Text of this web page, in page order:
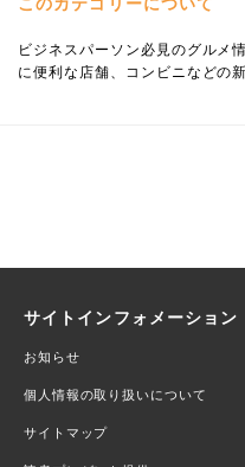
ビジネスパーソン必見のグルメ
に便利な店舗、コンビニなどの
サイトインフォメーション
お知らせ
個人情報の取り扱いについて
サイトマップ